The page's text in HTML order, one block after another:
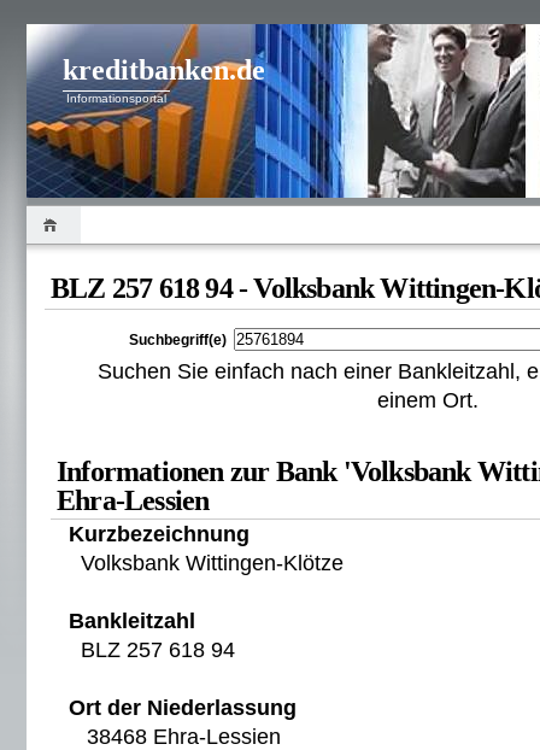
kreditbanken.de
Informationsportal
BLZ 257 618 94 - Volksbank Wittingen-
Suchbegriff(e)
Suchen Sie einfach nach einer Bankleitzahl,
einem Ort.
Informationen zur Bank 'Volksbank
Ehra-Lessien
Kurzbezeichnung
Volksbank Wittingen-Klötze
Bankleitzahl
BLZ 257 618 94
Ort der Niederlassung
38468 Ehra-Lessien